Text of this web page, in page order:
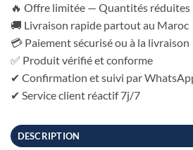
🔥 Offre limitée — Quantités réduites
🚚 Livraison rapide partout au Maroc
💳 Paiement sécurisé ou à la livraison
✅ Produit vérifié et conforme
✔ Confirmation et suivi par
✔ Service client réactif 7j/7
DESCRIPTION